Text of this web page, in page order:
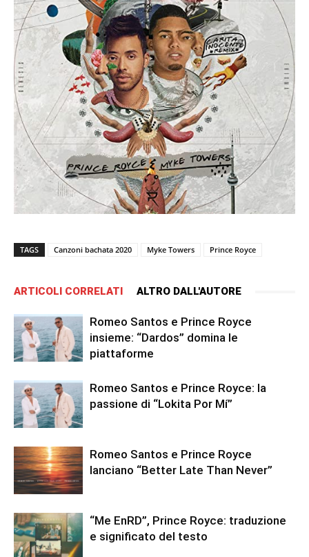
TAGS Canzoni bachata 2020 Myke Towers Prince Royce
ARTICOLI CORRELATI ALTRO DALL'AUTORE
Romeo Santos e Prince Royce
insieme: “Dardos” domina le
piattaforme
Romeo Santos e Prince Royce: la
passione di “Lokita Por Mí”
Romeo Santos e Prince Royce
lanciano “Better Late Than Never”
“Me EnRD”, Prince Royce: traduzione
e significato del testo